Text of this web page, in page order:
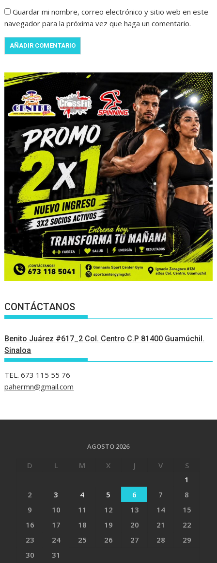
Guardar mi nombre, correo electrónico y sitio web en este
navegador para la próxima vez que haga un comentario.
CONTÁCTANOS
Benito Juárez #617_2 Col. Centro C.P 81400 Guamúchil.
Sinaloa
TEL. 673 115 55 76
pahermn@gmail.com
AGOSTO 2026
D L M X J V
S
1
2
3 4 5 6 7
8
9
10 11 12 13 14
15
16
17 18 19 20 21
22
23
24 25 26 27 28
29
30
31